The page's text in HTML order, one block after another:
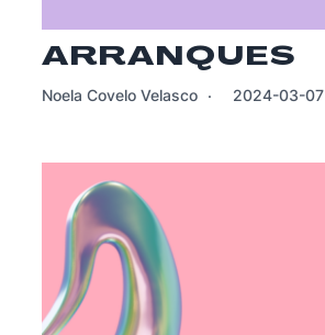
ARRANQUES
Noela Covelo Velasco 2024-03-07